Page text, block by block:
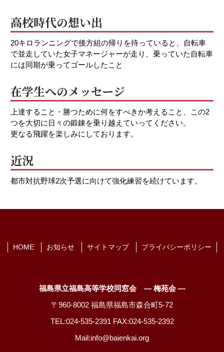
高校時代の想い出
20キロランニングで後方組の帰りを待っていると、自転車
で並走していた女子マネージャーが走り、乗っていた自転車
には同期が乗ってゴールしたこと
在学生へのメッセージ
上達すること・勝つために何をすべきか考えること、この2
つを大切に日々の鍛錬を乗り越えていってください。
更なる飛躍を楽しみにしております。
近況
都市対抗野球2次予選に向けて強化練習を続けています。
HOME お知らせ サイトマップ プライバシーポリシー
福島県立福島高等学校同窓会 ― 梅苑会 ―
〒960-8002 福島県福島市森合町5-72
TEL:024-535-2391 FAX:024-535-2392
Mail:info@baienkai.org